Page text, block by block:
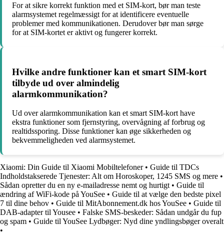
For at sikre korrekt funktion med et SIM-kort, bør man teste
alarmsystemet regelmæssigt for at identificere eventuelle
problemer med kommunikationen. Derudover bør man sørge
for at SIM-kortet er aktivt og fungerer korrekt.
Hvilke andre funktioner kan et smart SIM-kort
tilbyde ud over almindelig
alarmkommunikation?
Ud over alarmkommunikation kan et smart SIM-kort have
ekstra funktioner som fjernstyring, overvågning af forbrug og
realtidssporing. Disse funktioner kan øge sikkerheden og
bekvemmeligheden ved alarmsystemet.
Xiaomi: Din Guide til Xiaomi Mobiltelefoner• Guide til TDCs
Indholdstakserede Tjenester: Alt om Horoskoper, 1245 SMS og mere •
Sådan opretter du en ny e-mailadresse nemt og hurtigt • Guide til
ændring af WiFi-kode på YouSee • Guide til at vælge den bedste pixel
7 til dine behov • Guide til MitAbonnement.dk hos YouSee • Guide til
DAB-adapter til Yousee • Falske SMS-beskeder: Sådan undgår du fup
og spam • Guide til YouSee Lydbøger: Nyd dine yndlingsbøger overalt
•